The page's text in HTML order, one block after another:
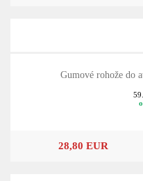
Gumové rohože do
28,80 EUR